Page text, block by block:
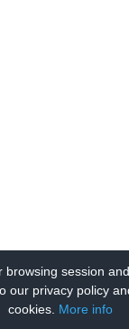
session
our privacy policy
cookies. More info